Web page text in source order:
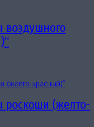
воздушного
роскоши (желто-